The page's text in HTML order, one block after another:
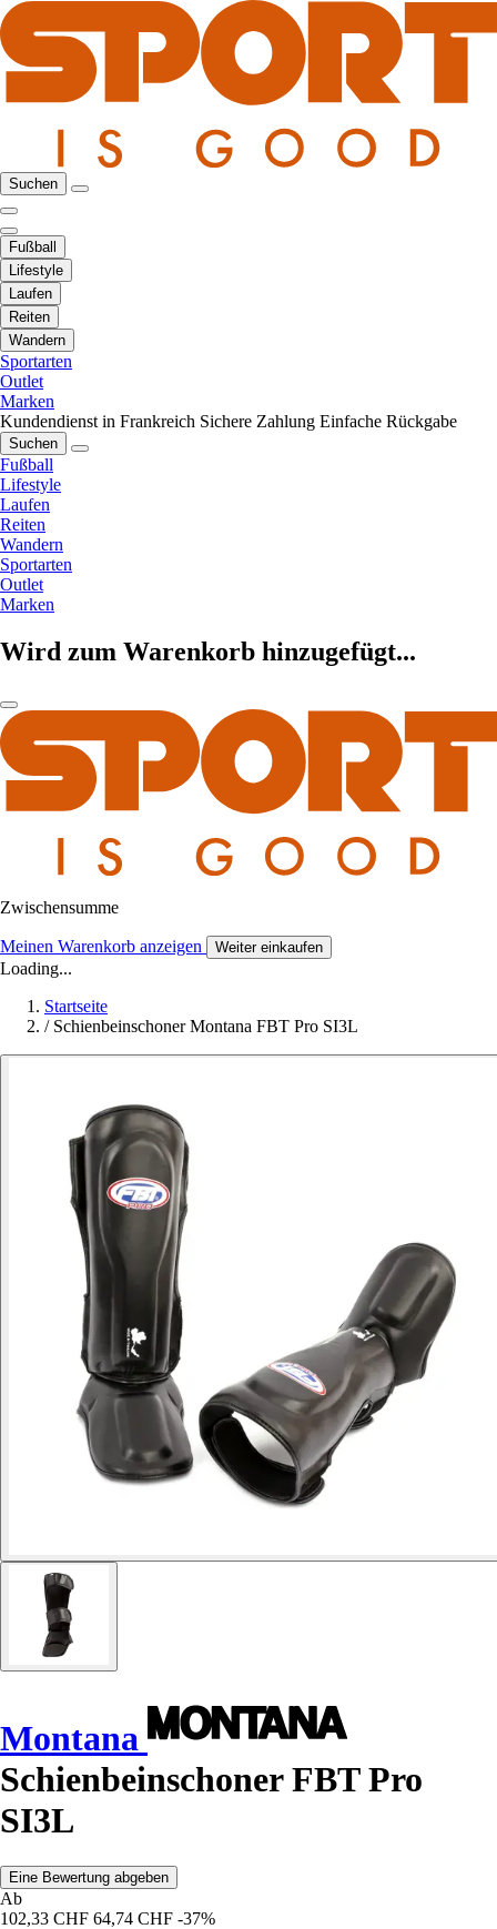
Suchen
Fußball
Lifestyle
Laufen
Reiten
Wandern
Sportarten
Outlet
Marken
Kundendienst in Frankreich Sichere Zahlung Einfache Rückgabe
Suchen
Fußball
Lifestyle
Laufen
Reiten
Wandern
Sportarten
Outlet
Marken
Wird zum Warenkorb hinzugefügt...
Zwischensumme
Meinen Warenkorb anzeigen Weiter einkaufen
Loading...
Startseite
/ Schienbeinschoner Montana FBT Pro SI3L
Montana
Schienbeinschoner FBT Pro
SI3L
Eine Bewertung abgeben
Ab
102,33 CHF 64,74 CHF -37%